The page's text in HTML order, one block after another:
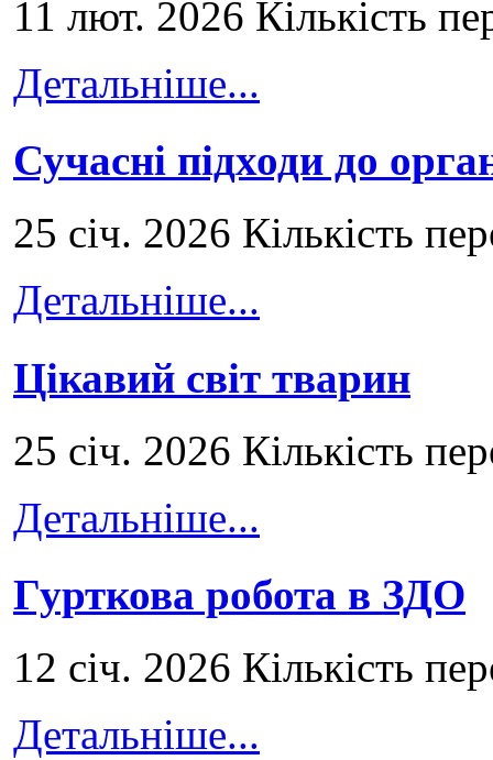
11 лют. 2026 Кількість
Детальніше...
Сучасні підходи до
25 січ. 2026 Кількість
Детальніше...
Цікавий світ тварин
25 січ. 2026 Кількість
Детальніше...
Гурткова робота в ЗДО
12 січ. 2026 Кількість
Детальніше...